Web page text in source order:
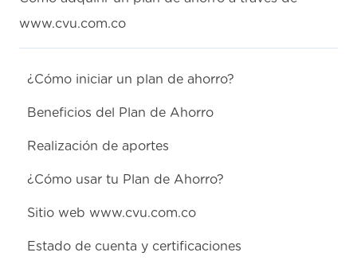
www.cvu.com.co
¿Cómo iniciar un plan de ahorro?
Beneficios del Plan de Ahorro
Realización de aportes
¿Cómo usar tu Plan de Ahorro?
Sitio web www.cvu.com.co
Estado de cuenta y certificaciones